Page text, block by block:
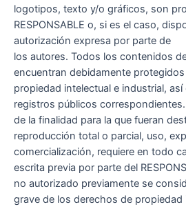
logotipos, texto y/o gráficos, son
RESPONSABLE o, si es el caso,
autorización expresa por parte de
los autores. Todos los contenidos
encuentran debidamente
propiedad intelectual e industrial,
registros públicos
de la finalidad para la que fueran
reproducción total o parcial, uso,
comercialización, requiere en todo
escrita previa por parte del
no autorizado previamente se
grave de los derechos de